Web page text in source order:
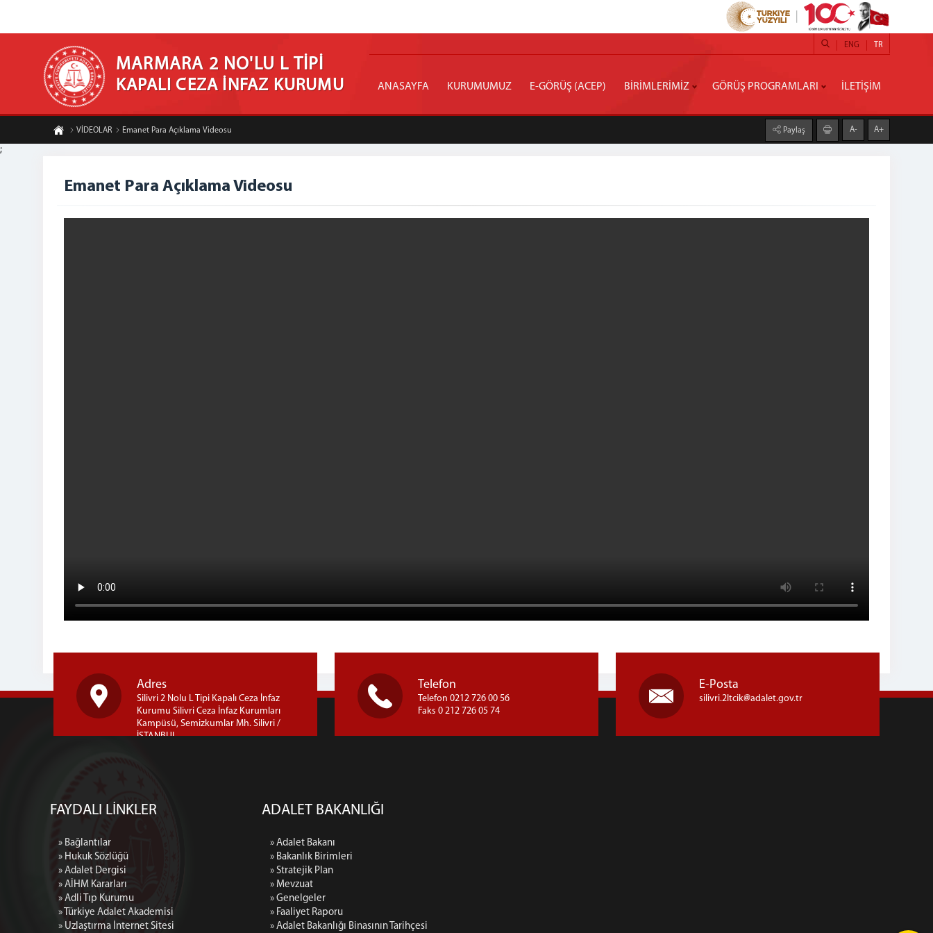
MARMARA 2 NO'LU L TİPİ
KAPALI CEZA İNFAZ KURUMU
TR
ENG
ANASAYFA KURUMUMUZ E-GÖRÜŞ (ACEP) BİRİMLERİMİZ GÖRÜŞ PROGRAMLARI İLETİŞİM
VİDEOLAR Emanet Para Açıklama Videosu Paylaş A- A+
;
Emanet Para Açıklama Videosu
Adres
Silivri 2 Nolu L Tipi Kapalı Ceza İnfaz
Kurumu Silivri Ceza İnfaz Kurumları
Kampüsü, Semizkumlar Mh. Silivri /
İSTANBUL
Telefon
Telefon 0212 726 00 56
Faks 0 212 726 05 74
E-Posta
silivri.2ltcik adalet.gov.tr
FAYDALI LİNKLER
» Bağlantılar
» Hukuk Sözlüğü
» Adalet Dergisi
» AİHM Kararları
» Adli Tıp Kurumu
» Türkiye Adalet Akademisi
» Uzlaştırma İnternet Sitesi
ADALET BAKANLIĞI
» Adalet Bakanı
» Bakanlık Birimleri
» Stratejik Plan
» Mevzuat
» Genelgeler
» Faaliyet Raporu
» Adalet Bakanlığı Binasının Tarihçesi